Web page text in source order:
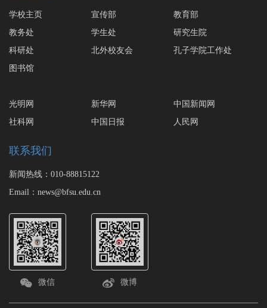
学校主页 宣传部
教育部
教务处
学生处
研究生院
科研处
北外校友会
孔子学院工作处
图书馆
光明网 新华网
中国新闻网
社科网
中国日报 人民网
联系我们
新闻热线：010-88815122
Email：news@bfsu.edu.cn
微信 微博